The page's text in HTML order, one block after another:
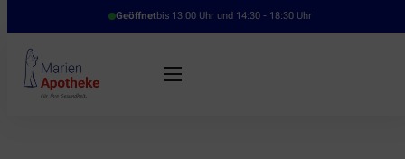
Geöffnetbis 13:00 Uhr und 14:30 - 18:30 Uhr